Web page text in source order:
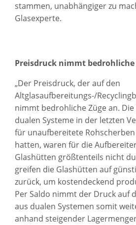
stammen, unabhängiger zu
Glasexperte.
Preisdruck nimmt bedrohliche
„Der Preisdruck, der auf den
Altglasaufbereitungs-/
nimmt bedrohliche Züge an. Die
dualen Systeme in der letzten
für unaufbereitete
hatten, waren für die
Glashütten größtenteils nicht
greifen die Glashütten auf
zurück, um kostendeckend
Per Saldo nimmt der Druck auf
aus dualen Systemen somit
anhand steigender